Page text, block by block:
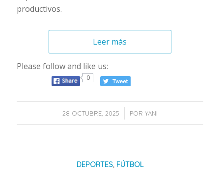
productivos.
Leer más
Please follow and like us:
0
28 OCTUBRE, 2025
/ POR YANI
DEPORTES, FÚTBOL